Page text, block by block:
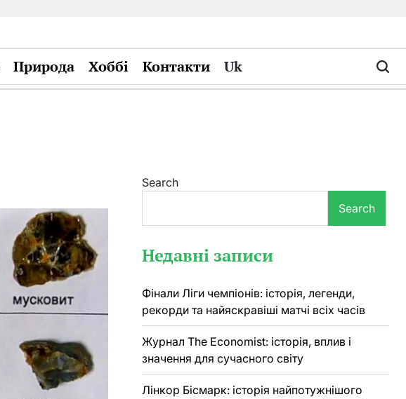
Природа Хоббі Контакти Uk
Search
Search
Недавні записи
Фінали Ліги чемпіонів: історія, легенди,
рекорди та найяскравіші матчі всіх часів
Журнал The Economist: історія, вплив і
значення для сучасного світу
Лінкор Бісмарк: історія найпотужнішого